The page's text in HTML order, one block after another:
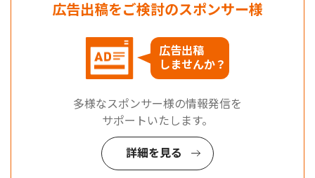
広告出稿をご検討のスポンサー様
広告出稿
しませんか？
多様なスポンサー様の情報発信を
サポートいたします。
詳細を見る